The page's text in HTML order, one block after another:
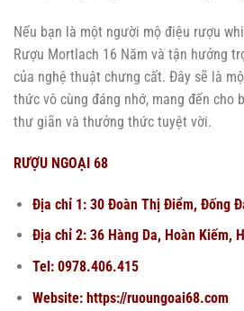
Nếu bạn là một người mộ điệu rượu
Rượu Mortlach 16 Năm và tận hưởng
của nghệ thuật chưng cất. Đây sẽ là
thức vô cùng đáng nhớ, mang đến cho
thư giãn và thưởng thức tuyệt vời.
RƯỢU NGOẠI 68
Địa chỉ 1: 30 Đoàn Thị Điểm, Đống
Địa chỉ 2: 36 Hàng Da, Hoàn Kiếm,
Tel: 0978.406.415
Website: https://ruoungoai68.com